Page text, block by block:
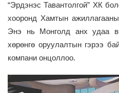
“Эрдэнэс Тавантолгой” ХК
хооронд Хамтын
Энэ нь Монголд анх удаа
хөрөнгө оруулалтын гэрээ
компани онцоллоо.